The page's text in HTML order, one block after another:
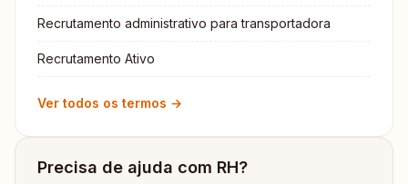
Recrutamento administrativo para transportadora
Recrutamento Ativo
Ver todos os termos →
Precisa de ajuda com RH?